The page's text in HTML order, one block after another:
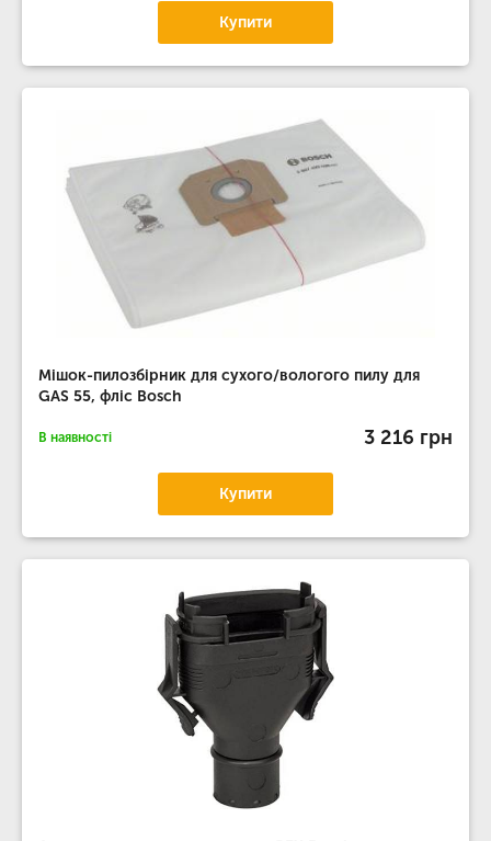
Купити
Мішок-пилозбірник для сухого/вологого пилу для
GAS 55, фліс Bosch
В наявності 3 216 грн
Купити